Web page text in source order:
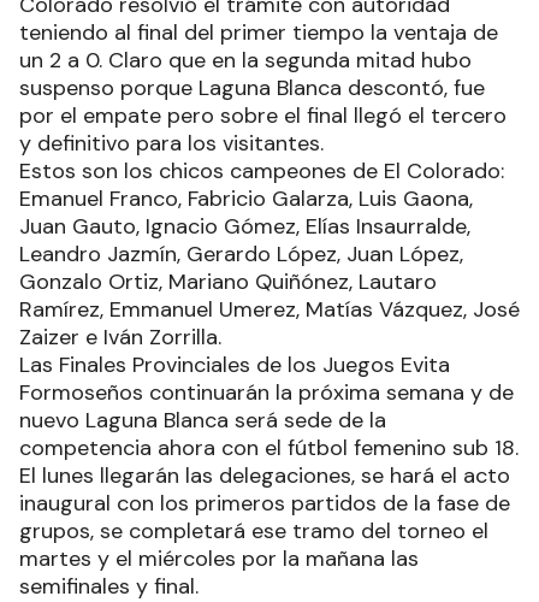
teniendo al final del primer tiempo la ventaja de
un 2 a 0. Claro que en la segunda mitad hubo
suspenso porque Laguna Blanca descontó, fue
por el empate pero sobre el final llegó el tercero
y definitivo para los visitantes.
Estos son los chicos campeones de El Colorado:
Emanuel Franco, Fabricio Galarza, Luis Gaona,
Juan Gauto, Ignacio Gómez, Elías Insaurralde,
Leandro Jazmín, Gerardo López, Juan López,
Gonzalo Ortiz, Mariano Quiñónez, Lautaro
Ramírez, Emmanuel Umerez, Matías Vázquez, José
Zaizer e Iván Zorrilla.
Las Finales Provinciales de los Juegos Evita
Formoseños continuarán la próxima semana y de
nuevo Laguna Blanca será sede de la
competencia ahora con el fútbol femenino sub 18.
El lunes llegarán las delegaciones, se hará el acto
inaugural con los primeros partidos de la fase de
grupos, se completará ese tramo del torneo el
martes y el miércoles por la mañana las
semifinales y final.